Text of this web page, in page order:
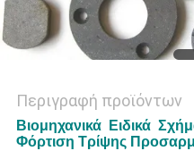
Περιγραφή προϊόντων
Βιομηχανικά Ειδικά
Φόρτιση Τρίψης